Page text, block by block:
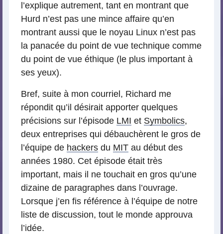
l’explique autrement, tant en montrant que
Hurd n’est pas une mince affaire qu’en
montrant aussi que le noyau Linux n’est pas
la panacée du point de vue technique comme
du point de vue éthique (le plus important à
ses yeux).
Bref, suite à mon courriel, Richard me
répondit qu’il désirait apporter quelques
précisions sur l’épisode LMI et Symbolics,
deux entreprises qui débauchèrent le gros de
l’équipe de hackers du MIT au début des
années 1980. Cet épisode était très
important, mais il ne touchait en gros qu’une
dizaine de paragraphes dans l’ouvrage.
Lorsque j’en fis référence à l’équipe de notre
liste de discussion, tout le monde approuva
l’idée.